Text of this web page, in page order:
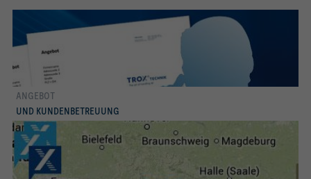
ANGEBOT
UND KUNDENBETREUUNG
di più